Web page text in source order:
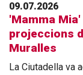
09.07.2026
'Mamma
projeccions
Muralles
La Ciutadella va